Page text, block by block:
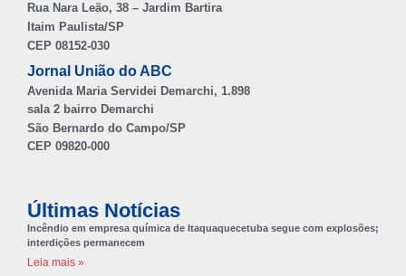
Rua Nara Leão, 38 – Jardim Bartira
Itaim Paulista/SP
CEP 08152-030
Jornal União do ABC
Avenida Maria Servidei Demarchi, 1.898
sala 2 bairro Demarchi
São Bernardo do Campo/SP
CEP 09820-000
Últimas Notícias
Incêndio em empresa química de Itaquaquecetuba segue com explosões;
interdições permanecem
Leia mais »